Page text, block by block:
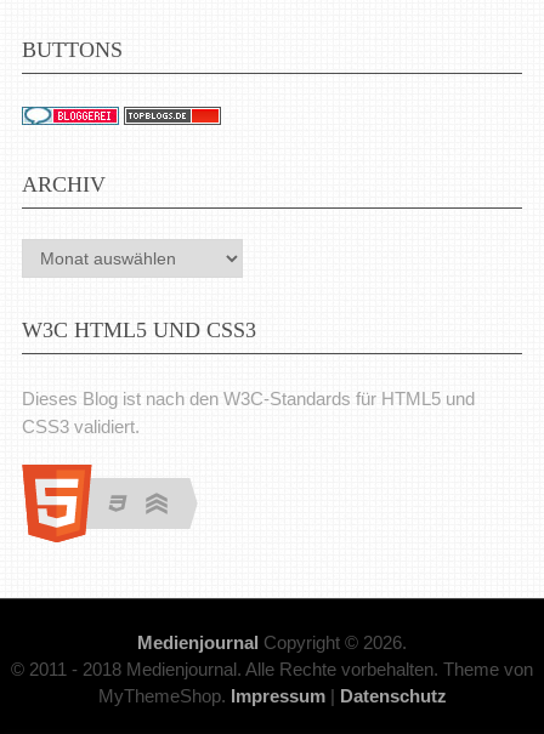
BUTTONS
ARCHIV
Archiv
W3C HTML5 UND CSS3
Dieses Blog ist nach den W3C-Standards für HTML5 und
CSS3 validiert.
Medienjournal Copyright © 2026.
© 2011 - 2018 Medienjournal. Alle Rechte vorbehalten. Theme von
MyThemeShop. Impressum| Datenschutz